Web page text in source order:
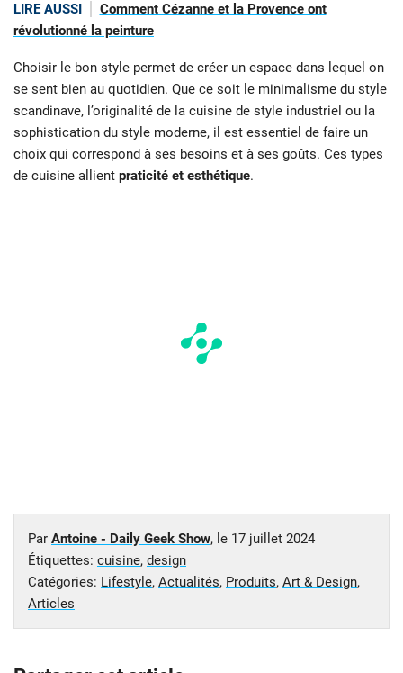
LIRE AUSSI
Comment Cézanne et la Provence ont
révolutionné la peinture
Choisir le bon style permet de créer un espace dans lequel on
se sent bien au quotidien. Que ce soit le minimalisme du style
scandinave, l’originalité de la cuisine de style industriel ou la
sophistication du style moderne, il est essentiel de faire un
choix qui correspond à ses besoins et à ses goûts. Ces types
de cuisine allient praticité et esthétique.
Par Antoine - Daily Geek Show, le 17 juillet 2024
Étiquettes: cuisine, design
Catégories: Lifestyle, Actualités, Produits, Art & Design,
Articles